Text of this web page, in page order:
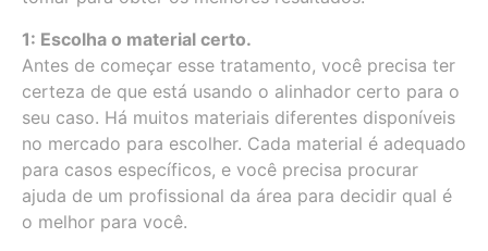
1: Escolha o material certo.
Antes de começar esse tratamento, você precisa ter
certeza de que está usando o alinhador certo para o
seu caso. Há muitos materiais diferentes disponíveis
no mercado para escolher. Cada material é adequado
para casos específicos, e você precisa procurar
ajuda de um profissional da área para decidir qual é
o melhor para você.